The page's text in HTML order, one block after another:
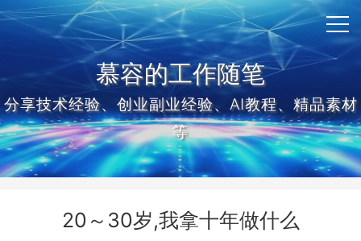
慕容的工作随笔
分享技术经验、创业副业经验、AI教程、精品素材
等
20～30岁,我拿十年做什么